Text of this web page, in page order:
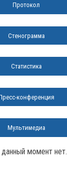
Протокол
Стенограмма
Статистика
конференция
Мультимедиа
момент нет.